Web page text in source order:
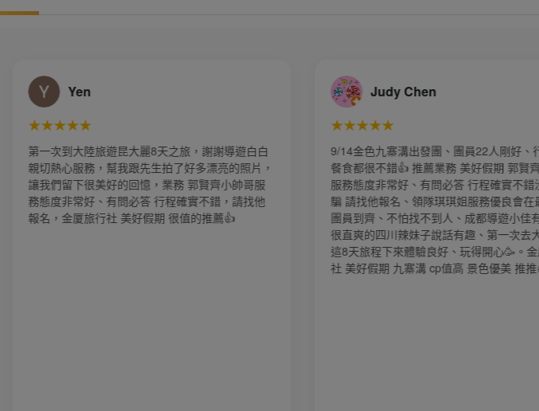
Judy Chen
★★★★★
9/14金色九寨溝出發團、團員22人剛好、行程住宿
餐食都很不錯👍 推薦業務 美好假期 郭賢齊小帥哥
服務態度非常好、有問必答 行程確實不錯沒有欺
騙 請找他報名、領隊琪琪姐服務優良會在最後等
團員到齊、不怕找不到人、成都導遊小佳有一說一
朱嘉春
★★★★★
我們參加4/8-4/13江南遊一團14人導遊
們照顧的很好，每到一個地方都會小心
上下車，吃飯的時候也是問我們有沒有
夠？還有到飯店的時候都會提醒我們有
方不好，真的是很貼心的一個小姐姐！
加他們家其他的旅遊團！